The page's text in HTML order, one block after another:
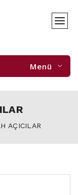
Menü
AÇICILAR